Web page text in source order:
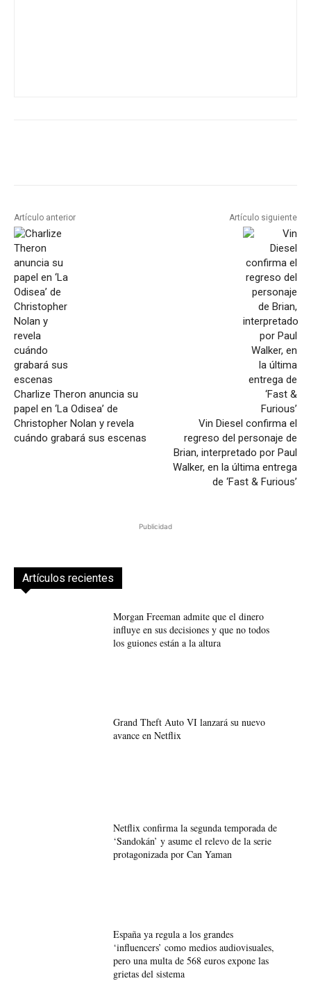
Artículo anterior
Charlize Theron anuncia su
papel en ‘La Odisea’ de
Christopher Nolan y revela
cuándo grabará sus escenas
Artículo siguiente
Vin Diesel confirma el
regreso del personaje de
Brian, interpretado por Paul
Walker, en la última entrega
de ‘Fast & Furious’
Publicidad
Artículos recientes
Morgan Freeman admite que el dinero
influye en sus decisiones y que no todos
los guiones están a la altura
Grand Theft Auto VI lanzará su nuevo
avance en Netflix
Netflix confirma la segunda temporada de
‘Sandokán’ y asume el relevo de la serie
protagonizada por Can Yaman
España ya regula a los grandes
‘influencers’ como medios audiovisuales,
pero una multa de 568 euros expone las
grietas del sistema